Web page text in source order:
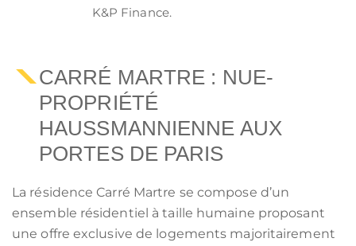
K&P Finance.
CARRÉ MARTRE : NUE-
PROPRIÉTÉ
HAUSSMANNIENNE AUX
PORTES DE PARIS
La résidence Carré Martre se compose d’un
ensemble résidentiel à taille humaine proposant
une offre exclusive de logements majoritairement